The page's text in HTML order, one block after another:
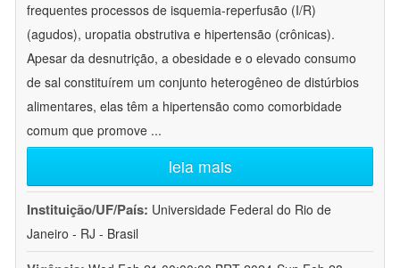
frequentes processos de isquemia-reperfusão (I/R)
(agudos), uropatia obstrutiva e hipertensão (crônicas).
Apesar da desnutrição, a obesidade e o elevado consumo
de sal constituírem um conjunto heterogêneo de distúrbios
alimentares, elas têm a hipertensão como comorbidade
comum que promove ...
leia mais
Instituição/UF/País: Universidade Federal do Rio de
Janeiro - RJ - Brasil